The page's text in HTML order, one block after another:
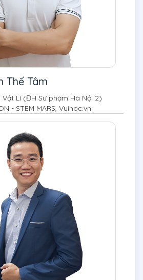
Thế Tâm
Vật Lí (ĐH Sư phạm Hà Nội 2)
- STEM MARS, Vuihoc.vn